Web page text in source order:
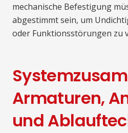
mechanische Befestigung
abgestimmt sein, um
oder Funktionsstörungen zu
Armaturen,
und